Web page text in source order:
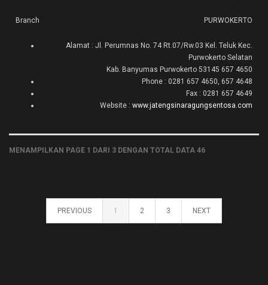
PURWOKERTO
Alamat : Jl. Perumnas No. 74 Rt.07/Rw.03 Kel. Teluk Kec.
Purwokerto Selatan
Kab. Banyumas Purwokerto 53145 657 4650
Phone : 0281 657 4650, 657 4648
Fax : 0281 657 4649
Website : www.jatengsinaragungsentosa.com
MENAMPILKAN PAGE 1 DARI 3 DENGAN TOTAL DATA 46
PREVIOUS 1 2 3 NEXT